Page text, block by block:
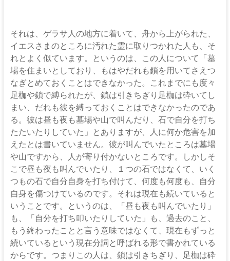
る
神
それは、ゲラサ人の地方に着いて、舟から上がられた、
イエスさまのところに汚れた霊に取りつかれた人も、そ
れとよく似ています。というのは、この人について「墓
場を住まいとしており、もはやだれも鎖を用いてさえつ
なぎとめておくことはできなかった。これまでにも度々
足枷や鎖で縛られたが、鎖は引きちぎり足枷は砕いてし
まい、だれも彼を縛っておくことはできなかったのであ
る。彼は昼も夜も墓場や山で叫んだり、石で自分を打ち
たたいたりしていた」とありますが、人に何か危害を加
えたとは書いていません。彼が叫んでいたところは墓場
や山ですから、人が寄り付かないところです。しかしそ
こで昼も夜も叫んでいたり、１つの石ではなくて、いく
つもの石で自分自身を打ち付けて、何度も何度も、自分
自身を傷つけているのです。それは現在も続いていると
いうことです。というのは、「昼も夜も叫んでいたり」
も、「自分を打ち叩いたりしていた」も、過去のこと、
もう終わったことと言う意味ではなくて、現在もずっと
続いているという現在分詞と呼ばれる形で書かれている
からです。つまりこの人は、鎖は引きちぎり、足枷は砕